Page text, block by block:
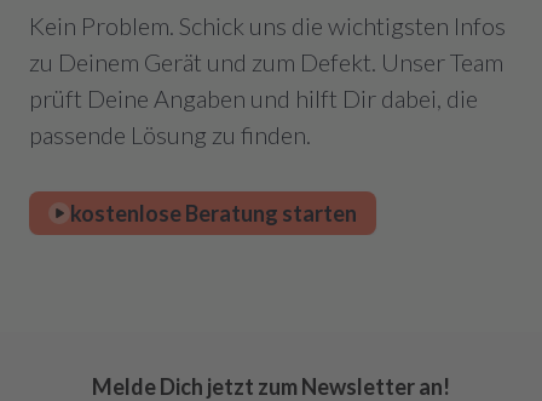
Kein Problem. Schick uns die wichtigsten Infos
zu Deinem Gerät und zum Defekt. Unser Team
prüft Deine Angaben und hilft Dir dabei, die
passende Lösung zu finden.
kostenlose Beratung starten
Melde Dich jetzt zum Newsletter an!